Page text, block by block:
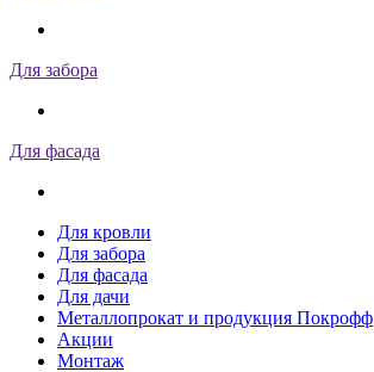
Для забора
Для фасада
Для кровли
Для забора
Для фасада
Для дачи
Металлопрокат и продукция Покрофф
Акции
Монтаж